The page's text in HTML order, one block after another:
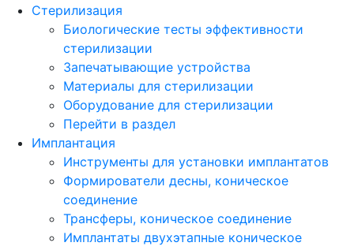
Стерилизация
Биологические тесты эффективности
стерилизации
Запечатывающие устройства
Материалы для стерилизации
Оборудование для стерилизации
Перейти в раздел
Имплантация
Инструменты для установки имплантатов
Формирователи десны, коническое
соединение
Трансферы, коническое соединение
Имплантаты двухэтапные коническое